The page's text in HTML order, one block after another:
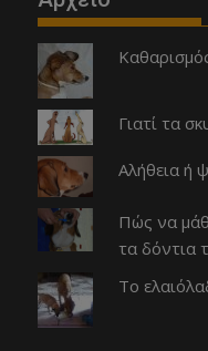
Γιατί τα
Αλήθεια ή
Πώς να
τα δόντια
Το